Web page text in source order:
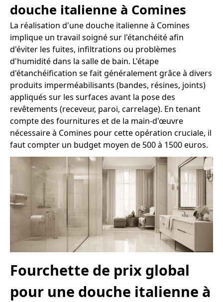
douche italienne à Comines
La réalisation d'une douche italienne à Comines
implique un travail soigné sur l'étanchéité afin
d'éviter les fuites, infiltrations ou problèmes
d'humidité dans la salle de bain. L'étape
d'étanchéification se fait généralement grâce à divers
produits imperméabilisants (bandes, résines, joints)
appliqués sur les surfaces avant la pose des
revêtements (receveur, paroi, carrelage). En tenant
compte des fournitures et de la main-d'œuvre
nécessaire à Comines pour cette opération cruciale, il
faut compter un budget moyen de 500 à 1500 euros.
Fourchette de prix global
pour une douche italienne à